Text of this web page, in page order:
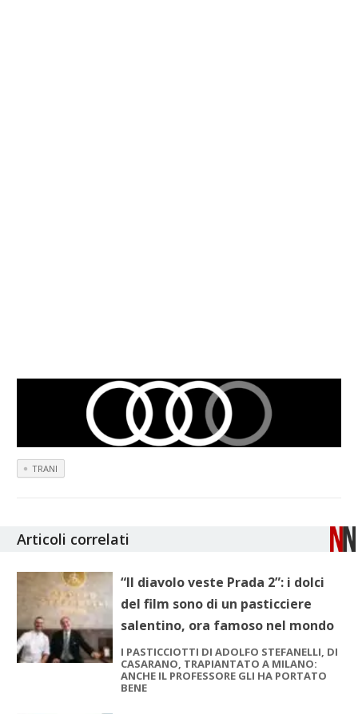
TRANI
Articoli correlati
“Il diavolo veste Prada 2”: i dolci
del film sono di un pasticciere
salentino, ora famoso nel mondo
I PASTICCIOTTI DI ADOLFO STEFANELLI, DI
CASARANO, TRAPIANTATO A MILANO:
ANCHE IL PROFESSORE GLI HA PORTATO
BENE